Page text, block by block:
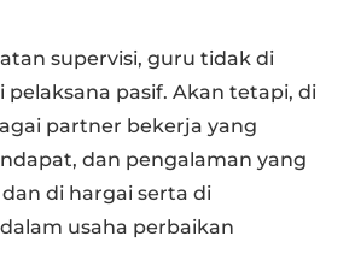
supervisi, guru tidak di
pelaksana pasif. Akan tetapi, di
partner bekerja yang
dan pengalaman yang
di hargai serta di
usaha perbaikan